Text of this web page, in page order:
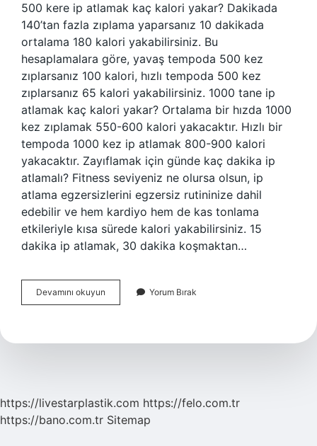
500 kere ip atlamak kaç kalori yakar? Dakikada
140’tan fazla zıplama yaparsanız 10 dakikada
ortalama 180 kalori yakabilirsiniz. Bu
hesaplamalara göre, yavaş tempoda 500 kez
zıplarsanız 100 kalori, hızlı tempoda 500 kez
zıplarsanız 65 kalori yakabilirsiniz. 1000 tane ip
atlamak kaç kalori yakar? Ortalama bir hızda 1000
kez zıplamak 550-600 kalori yakacaktır. Hızlı bir
tempoda 1000 kez ip atlamak 800-900 kalori
yakacaktır. Zayıflamak için günde kaç dakika ip
atlamalı? Fitness seviyeniz ne olursa olsun, ip
atlama egzersizlerini egzersiz rutininize dahil
edebilir ve hem kardiyo hem de kas tonlama
etkileriyle kısa sürede kalori yakabilirsiniz. 15
dakika ip atlamak, 30 dakika koşmaktan…
Devamını okuyun
500
Ayda
Yorum Bırak
https://livestarplastik.com https://felo.com.tr
https://bano.com.tr Sitemap